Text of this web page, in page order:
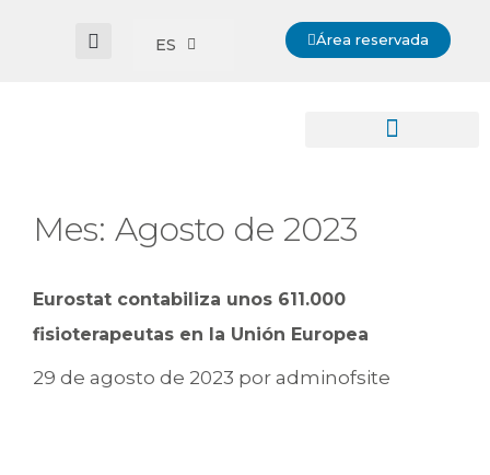
ES Área reservada
Mes: Agosto de 2023
Eurostat contabiliza unos 611.000
fisioterapeutas en la Unión Europea
29 de agosto de 2023 por adminofsite